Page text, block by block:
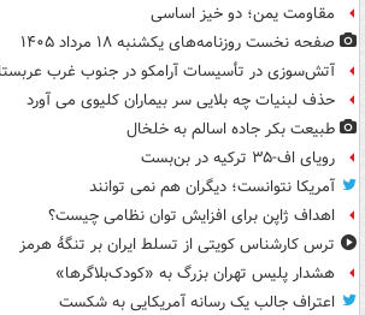
مقاومت یمن؛ دو خیز اساسی
صفحه نخست روزنامه‌های یکشنبه ۱۸ مرداد ۱۴۰۵
آتش‌سوزی در تأسیسات آرامکو در جنوب غرب
حذف لبنیات چه بلایی سر بیماران کلیوی می آورد
طبیعت بکر جاده اسالم به خلخال
رویای اف-۳۵ ترکیه در بن‌بست
آمریکا نتوانست؛ دیگران هم نمی توانند
اهداف ژاپن برای افزایش توان نظامی چیست؟
ترس کارشناس کویتی از تسلط ایران بر تنگۀ هرمز
هشدار پلیس تهران بزرگ به «کودک‌بلاگرها»
اعتراف جالب یک رسانه آمریکایی به شکست